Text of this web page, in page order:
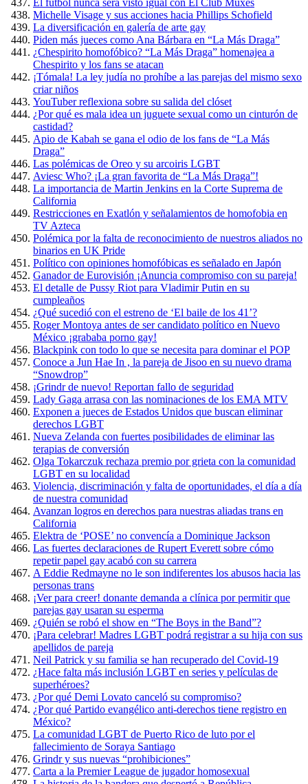
El fútbol nunca será visto igual con El Club Muxes
Michelle Visage y sus acciones hacia Phillips Schofield
La diversificación en galería de arte gay
Piden más jueces como Ana Bárbara en “La Más Draga”
¿Chespirito homofóbico? “La Más Draga” homenajea a
Chespirito y los fans se atacan
¡Tómala! La ley judía no prohíbe a las parejas del mismo sexo
criar niños
YouTuber reflexiona sobre su salida del clóset
¿Por qué es mala idea un juguete sexual como un cinturón de
castidad?
Apio de Kabah se gana el odio de los fans de “La Más
Draga”
Las polémicas de Oreo y su arcoiris LGBT
Aviesc Who? ¡La gran favorita de “La Más Draga”!
La importancia de Martin Jenkins en la Corte Suprema de
California
Restricciones en Exatlón y señalamientos de homofobia en
TV Azteca
Polémica por la falta de reconocimiento de nuestros aliados no
binarios en UK Pride
Político con opiniones homofóbicas es señalado en Japón
Ganador de Eurovisión ¡Anuncia compromiso con su pareja!
El detalle de Pussy Riot para Vladimir Putin en su
cumpleaños
¿Qué sucedió con el estreno de ‘El baile de los 41’?
Roger Montoya antes de ser candidato político en Nuevo
México ¡grababa porno gay!
Blackpink con todo lo que se necesita para dominar el POP
Conoce a Jun Hae In , la pareja de Jisoo en su nuevo drama
“Snowdrop”
¡Grindr de nuevo! Reportan fallo de seguridad
Lady Gaga arrasa con las nominaciones de los EMA MTV
Exponen a jueces de Estados Unidos que buscan eliminar
derechos LGBT
Nueva Zelanda con fuertes posibilidades de eliminar las
terapias de conversión
Olga Tokarczuk rechaza premio por grieta con la comunidad
LGBT en su localidad
Violencia, discriminación y falta de oportunidades, el día a día
de nuestra comunidad
Avanzan logros en derechos para nuestras aliadas trans en
California
Elektra de ‘POSE’ no convencía a Dominique Jackson
Las fuertes declaraciones de Rupert Everett sobre cómo
repetir papel gay acabó con su carrera
A Eddie Redmayne no le son indiferentes los abusos hacia las
personas trans
¡Ver para creer! donante demanda a clínica por permitir que
parejas gay usaran su esperma
¿Quién se robó el show en “The Boys in the Band”?
¡Para celebrar! Madres LGBT podrá registrar a su hija con sus
apellidos de pareja
Neil Patrick y su familia se han recuperado del Covid-19
¿Hace falta más inclusión LGBT en series y películas de
superhéroes?
¿Por qué Demi Lovato canceló su compromiso?
¿Por qué Partido evangélico anti-derechos tiene registro en
México?
La comunidad LGBT de Puerto Rico de luto por el
fallecimiento de Soraya Santiago
Grindr y sus nuevas “prohibiciones”
Carta a la Premier League de jugador homosexual